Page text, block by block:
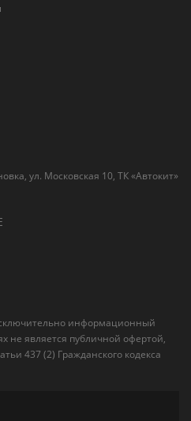
ул. Московская 10, ТК «Автокит»
информационный
не является публичной офертой,
437 (2) Гражданского кодекса